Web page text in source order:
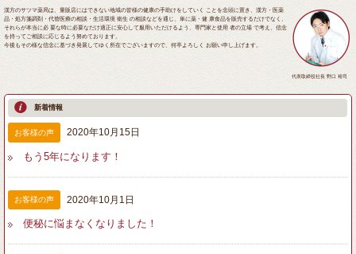
代表取締役社長 野口 裕司
漢方のサツマ薬局は、量販店にはできない地域の皆様の健康の手助けをしていく ことを念頭に置き、漢方・医薬
品・処方箋調剤・代替医療の相談・生活環境 衛生 の相談などを通じ、単に薬・健 康食品を販売するだけでなく、
それらが本当に必 要な時に必要なだけ適正に安心して服用いただけるよう、専門家と使用 者の立場 で考え、信念
を持ってご相談に応じるよう努めております。
今後もその様な信念に基づき発展してゆく所在でございますので、何卒よろしく お願い申し上げます。
新着情報
お客様の声 2020年10月15日
もう5年になります！
お客様の声 2020年10月1日
便秘に悩まなくなりました！